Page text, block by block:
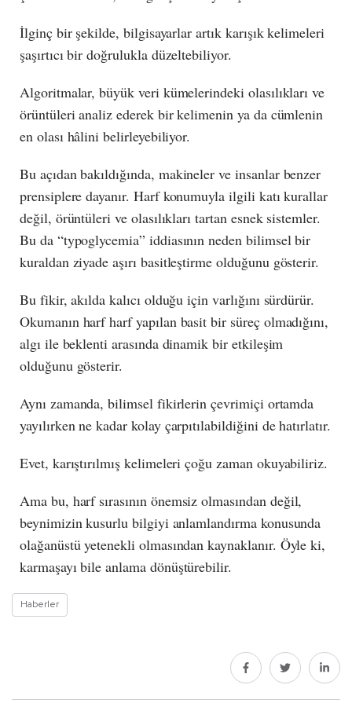
İlginç bir şekilde, bilgisayarlar artık karışık kelimeleri
şaşırtıcı bir doğrulukla düzeltebiliyor.
Algoritmalar, büyük veri kümelerindeki olasılıkları ve
örüntüleri analiz ederek bir kelimenin ya da cümlenin
en olası hâlini belirleyebiliyor.
Bu açıdan bakıldığında, makineler ve insanlar benzer
prensiplere dayanır. Harf konumuyla ilgili katı kurallar
değil, örüntüleri ve olasılıkları tartan esnek sistemler.
Bu da “typoglycemia” iddiasının neden bilimsel bir
kuraldan ziyade aşırı basitleştirme olduğunu gösterir.
Bu fikir, akılda kalıcı olduğu için varlığını sürdürür.
Okumanın harf harf yapılan basit bir süreç olmadığını,
algı ile beklenti arasında dinamik bir etkileşim
olduğunu gösterir.
Aynı zamanda, bilimsel fikirlerin çevrimiçi ortamda
yayılırken ne kadar kolay çarpıtılabildiğini de hatırlatır.
Evet, karıştırılmış kelimeleri çoğu zaman okuyabiliriz.
Ama bu, harf sırasının önemsiz olmasından değil,
beynimizin kusurlu bilgiyi anlamlandırma konusunda
olağanüstü yetenekli olmasından kaynaklanır. Öyle ki,
karmaşayı bile anlama dönüştürebilir.
Haberler